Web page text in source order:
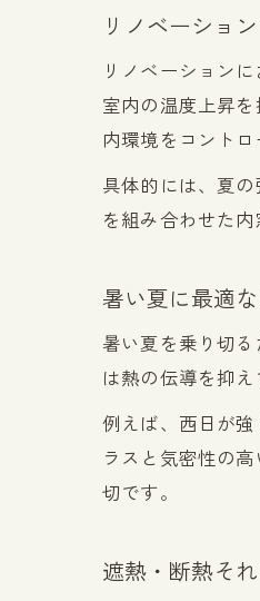
リノベーショ
リノベーション
室内の温度上昇
内環境をコントロ
具体的には、夏
を組み合わせた
暑い夏に最適
暑い夏を乗り切
は熱の伝導を抑
例えば、西日が
ラスと気密性の
切です。
遮熱・断熱そ